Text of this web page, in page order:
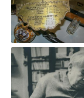
Obrázek